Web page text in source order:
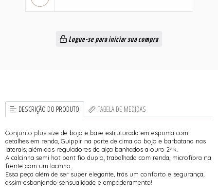
Logue-se para iniciar sua compra
DESCRIÇÃO DO PRODUTO TABELA DE MEDIDAS
Conjunto plus size de bojo e base estruturada em espuma com
detalhes em renda, Guippir na parte de cima do bojo e barbatana nas
laterais, além dos reguladores de alça banhados a ouro 24k.
A calcinha semi hot pant fio duplo, trabalhada com renda, microfibra na
frente com um lacinho.
Essa peça além de ser super elegante, trás um conforto e segurança,
assim esbanjando sensualidade e empoderamento!